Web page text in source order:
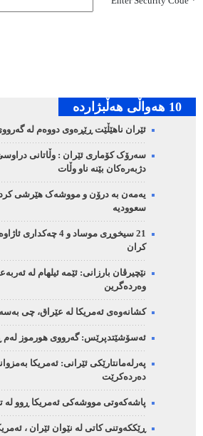
10 هه‌واڵی هه‌ڵبژارده‌
ئێران ناهێڵێت ڕێڕەوی دووەم لە
سەرۆک کۆماری ئێران : وڵاتانی
دژبەرەکان بێنە ناو وڵات
یەمەن بە درۆن و مووشەک هێرشی
سعوودیە
21 سیخوڕی موساد و 4
کران
نێچیرڤان بارزانی: ئێمە ئیلهام لە
وەردەگرین
کشانەوەی ئەمریکا لە عێراق، چی
ئەسۆشێتدپرێس: گەرووی هورموز لەم
پەرلەمانتارێکی ئێرانی: ئەمریکا
دەردەکرێت
پاشەکەوتی مووشەکی ئەمریکا ڕوو لە
ڕێککەوتنی کاتی لە نێوان ئێران ،